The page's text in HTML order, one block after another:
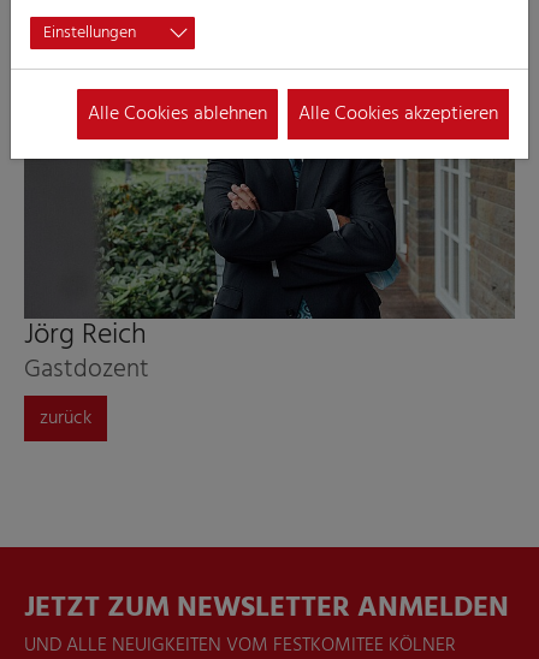
Jörg Reich
Gastdozent
zurück
JETZT ZUM NEWSLETTER ANMELDEN
UND ALLE NEUIGKEITEN VOM FESTKOMITEE KÖLNER
Einstellungen
Alle Cookies ablehnen Alle Cookies akzeptieren